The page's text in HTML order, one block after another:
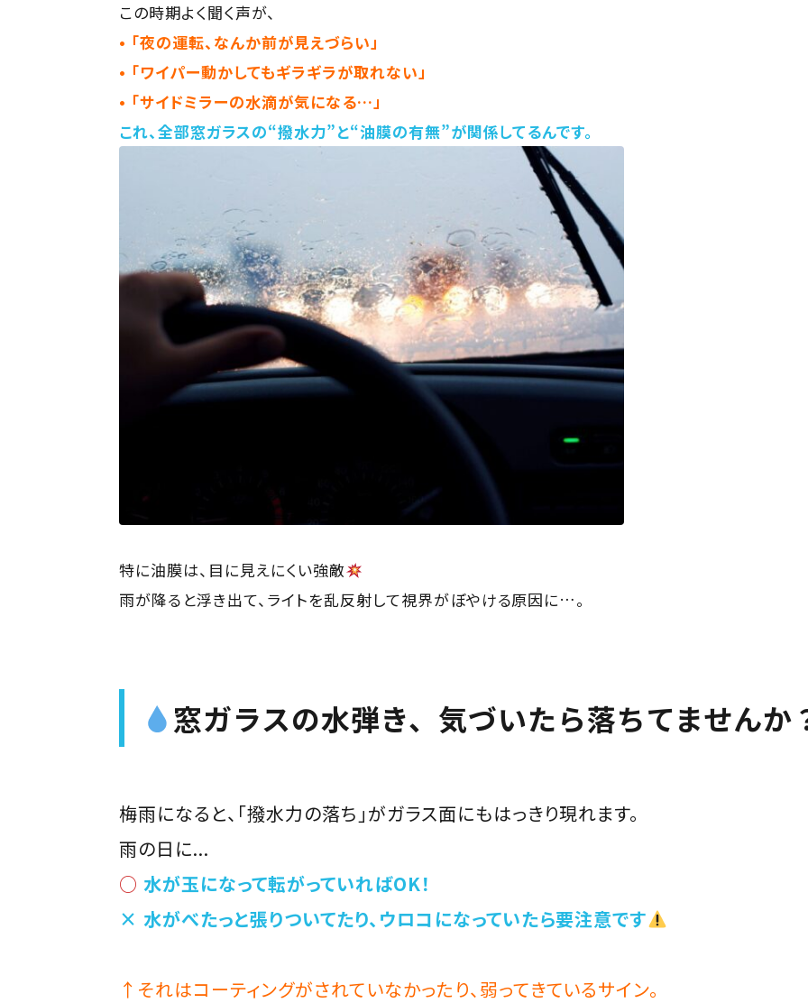
この時期よく聞く声が、
• 「夜の運転、なんか前が見えづらい」
• 「ワイパー動かしてもギラギラが取れない」
• 「サイドミラーの水滴が気になる…」
これ、全部窓ガラスの“撥水力”と“油膜の有無”が関係してるんです。
特に油膜は、目に見えにくい強敵
雨が降ると浮き出て、ライトを乱反射して視界がぼやける原因に…。
窓ガラスの水弾き、気づいたら落ちてませんか
梅雨になると、「撥水力の落ち」がガラス面にもはっきり現れます。
雨の日に...
○ 水が玉になって転がっていればOK！
× 水がべたっと張りついてたり、ウロコになっていたら要注意です
↑それはコーティングがされていなかったり、弱ってきているサイン。